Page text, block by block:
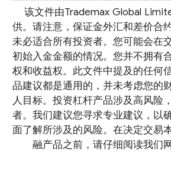
该文件由Trademax Global
供。请注意，保证金外汇和差价合
未必适合所有投资者。您可能会在
初始入金金额的情况。您并不拥有
权和收益权。此文件中提及的任何
品建议都是通用的，并未考虑您的
人目标。投资杠杆产品涉及高风险
者。我们建议您寻求专业建议，以
面了解所涉及的风险。在决定交易
融产品之前，请仔细阅读我们